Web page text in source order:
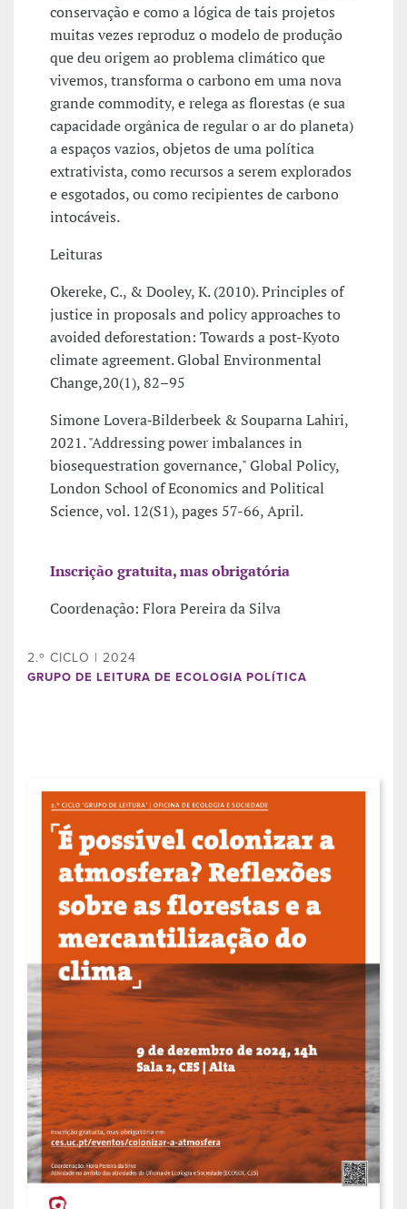
conservação e como a lógica de tais projetos
muitas vezes reproduz o modelo de produção
que deu origem ao problema climático que
vivemos, transforma o carbono em uma nova
grande commodity, e relega as florestas (e sua
capacidade orgânica de regular o ar do planeta)
a espaços vazios, objetos de uma política
extrativista, como recursos a serem explorados
e esgotados, ou como recipientes de carbono
intocáveis.
Leituras
Okereke, C., & Dooley, K. (2010). Principles of
justice in proposals and policy approaches to
avoided deforestation: Towards a post-Kyoto
climate agreement. Global Environmental
Change,20(1), 82–95
Simone Lovera‐Bilderbeek & Souparna Lahiri,
2021. "Addressing power imbalances in
biosequestration governance," Global Policy,
London School of Economics and Political
Science, vol. 12(S1), pages 57-66, April.
Inscrição gratuita, mas obrigatória
Coordenação: Flora Pereira da Silva
2.º CICLO | 2024
GRUPO DE LEITURA DE ECOLOGIA POLÍTICA